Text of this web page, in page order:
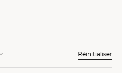
Réinitialiser